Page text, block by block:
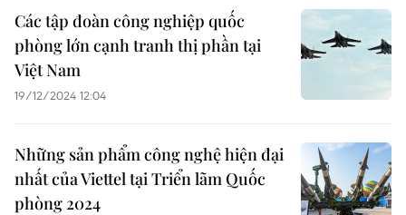
Các tập đoàn công nghiệp quốc
phòng lớn cạnh tranh thị phần tại
Việt Nam
19/12/2024 12:04
Những sản phẩm công nghệ hiện đại
nhất của Viettel tại Triển lãm Quốc
phòng 2024